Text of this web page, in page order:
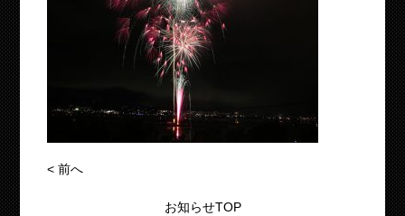
<前へ
お知らせTOP